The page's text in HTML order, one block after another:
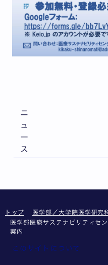
ニ
ュ
ー
ス
トップ 医学部／大学院医学研究
医学部医療サステナビリティセ
案内
このサイトについて